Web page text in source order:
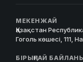
МЕКЕНЖАЙ
Қазақстан
Гоголь көшесі, 111,
БІРЫҢҒАЙ